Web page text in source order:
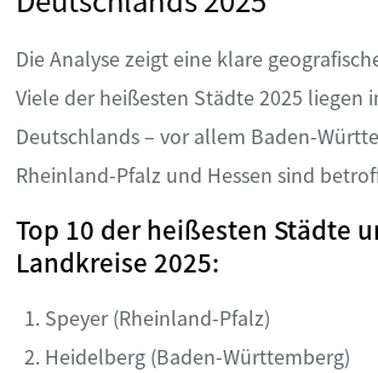
Die Analyse zeigt eine klare
Viele der heißesten Städte 2025 liegen
Deutschlands – vor allem Baden-
Rheinland-Pfalz und Hessen sind
Top 10 der heißesten Städte
Landkreise 2025:
Speyer (Rheinland-Pfalz)
Heidelberg (Baden-Württemberg)